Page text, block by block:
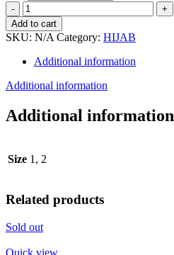
مودال
عائشة
quantity
Add to cart
SKU: N/A Category: HIJAB
Additional information
Additional information
Additional information
Size 1, 2
Related products
Sold out
Quick view